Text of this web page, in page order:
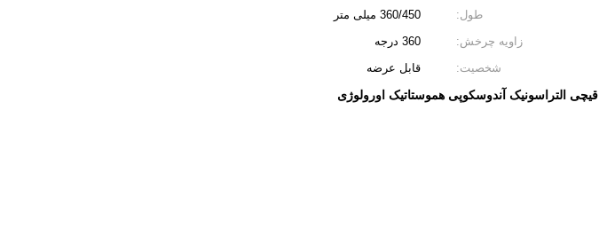
طول:
360/450 میلی متر
زاویه چرخش:
360 درجه
شخصیت:
قابل عرضه
قیچی التراسونیک آندوسکوپی هموستاتیک اورولوژی